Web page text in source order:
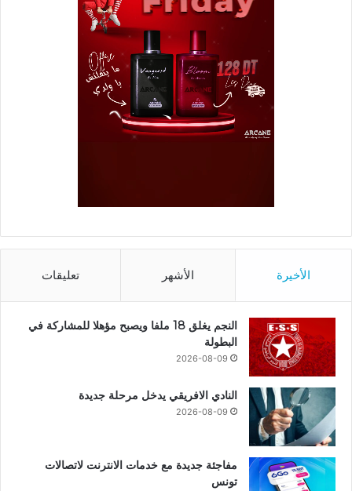
الأخيرة الأشهر تعليقات
النجم يغلق 18 ملفا ويصبح مؤهلا للمشاركة في
البطولة
2026-08-09
النادي الافريقي يدخل مرحلة جديدة
2026-08-09
مفاجئة جديدة مع خدمات الانترنت لاتصالات
تونس